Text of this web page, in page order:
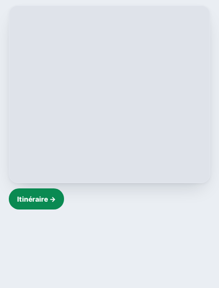
Itinéraire →